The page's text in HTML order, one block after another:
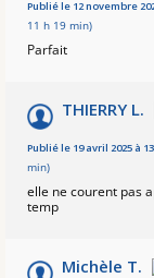
Publié le 12 novembre
11 h 19 min)
Parfait
THIERRY L.
Publié le 19 avril 2025 à
min)
elle ne courent pas
temp
Michèle T.